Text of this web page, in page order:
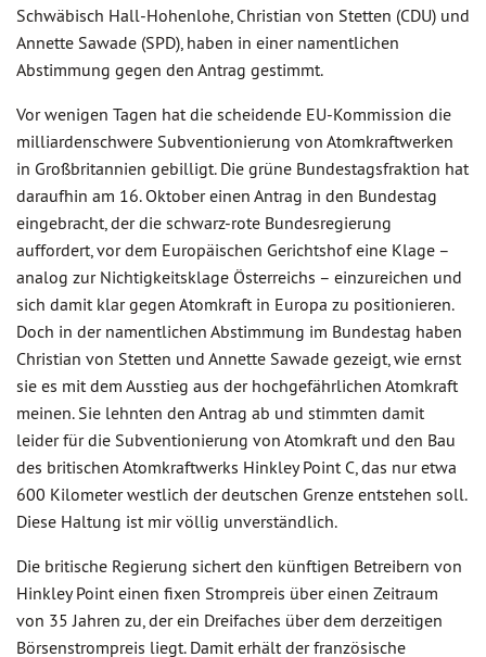
Schwäbisch Hall-Hohenlohe, Christian von Stetten (CDU) und
Annette Sawade (SPD), haben in einer namentlichen
Abstimmung gegen den Antrag gestimmt.
Vor wenigen Tagen hat die scheidende EU-Kommission die
milliardenschwere Subventionierung von Atomkraftwerken
in Großbritannien gebilligt. Die grüne Bundestagsfraktion hat
daraufhin am 16. Oktober einen Antrag in den Bundestag
eingebracht, der die schwarz-rote Bundesregierung
auffordert, vor dem Europäischen Gerichtshof eine Klage –
analog zur Nichtigkeitsklage Österreichs – einzureichen und
sich damit klar gegen Atomkraft in Europa zu positionieren.
Doch in der namentlichen Abstimmung im Bundestag haben
Christian von Stetten und Annette Sawade gezeigt, wie ernst
sie es mit dem Ausstieg aus der hochgefährlichen Atomkraft
meinen. Sie lehnten den Antrag ab und stimmten damit
leider für die Subventionierung von Atomkraft und den Bau
des britischen Atomkraftwerks Hinkley Point C, das nur etwa
600 Kilometer westlich der deutschen Grenze entstehen soll.
Diese Haltung ist mir völlig unverständlich.
Die britische Regierung sichert den künftigen Betreibern von
Hinkley Point einen fixen Strompreis über einen Zeitraum
von 35 Jahren zu, der ein Dreifaches über dem derzeitigen
Börsenstrompreis liegt. Damit erhält der französische